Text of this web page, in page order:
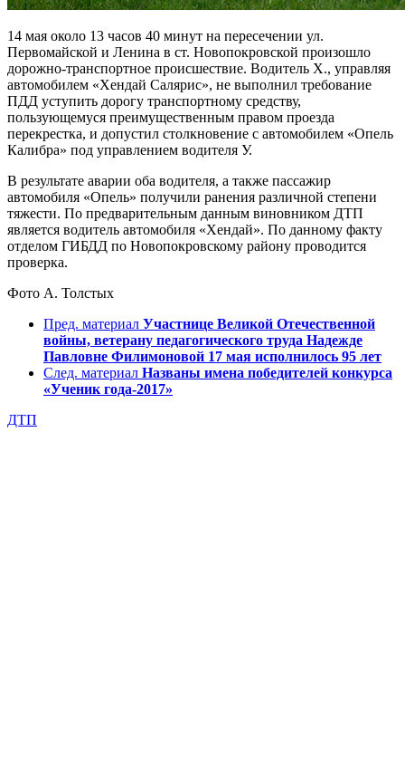
14 мая около 13 часов 40 минут на пересечении ул.
Первомайской и Ленина в ст. Новопокровской произошло
дорожно-транспортное происшествие. Водитель Х., управляя
автомобилем «Хендай Салярис», не выполнил требование
ПДД уступить дорогу транспортному средству,
пользующемуся преимущественным правом проезда
перекрестка, и допустил столкновение с автомобилем «Опель
Калибра» под управлением водителя У.
В результате аварии оба водителя, а также пассажир
автомобиля «Опель» получили ранения различной степени
тяжести. По предварительным данным виновником ДТП
является водитель автомобиля «Хендай». По данному факту
отделом ГИБДД по Новопокровскому району проводится
проверка.
Фото А. Толстых
Пред. материал Участнице Великой Отечественной
войны, ветерану педагогического труда Надежде
Павловне Филимоновой 17 мая исполнилось 95 лет
След. материал Названы имена победителей конкурса
«Ученик года-2017»
ДТП